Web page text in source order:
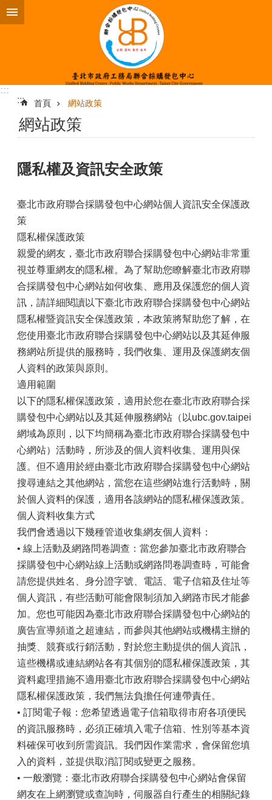
跳到主要內容區塊
:::
:::
首頁 網站政策
網站政策
隱私權及資訊安全政策
臺北市政府聯合採購發包中心網站個人資訊安全保護政
策
隱私權保護政策
親愛的網友，臺北市政府聯合採購發包中心網站非常重
視並尊重網友的隱私權。為了幫助您瞭解臺北市政府聯
合採購發包中心網站如何收集、應用及保護您的個人資
訊，請詳細閱讀以下臺北市政府聯合採購發包中心網站
隱私權暨資訊安全保護政策，本政策將幫助您了解，在
您使用臺北市政府聯合採購發包中心網站以及其延伸服
務網站所提供的服務時，我們收集、運用及保護網友個
人資料的政策與原則。
適用範圍
以下的隱私權保護政策，適用於您在臺北市政府聯合採
購發包中心網站以及其延伸服務網站（以ubc.gov.taipei
網域為原則，以下均簡稱為臺北市政府聯合採購發包中
心網站）活動時，所涉及的個人資料收集、運用與保
護。但不適用於經由臺北市政府聯合採購發包中心網站
搜尋連結之其他網站，當您在這些網站進行活動時，關
於個人資料的保護，適用各該網站的隱私權保護政策。
個人資料收集方式
我們會透過以下幾種管道收集網友個人資料：
• 線上活動及網路問卷調查：當您參加臺北市政府聯合
採購發包中心網站線上活動或網路問卷調查時，可能會
請您提供姓名、身分證字號、電話、電子信箱及住址等
個人資訊，有些活動可能會限制須加入網路市民才能參
加。您也可能因為臺北市政府聯合採購發包中心網站的
廣告宣導頻道之超連結，而參與其他網站或機構主辦的
抽獎、競賽或行銷活動，對於您主動提供的個人資訊，
這些機構或連結網站各有其個別的隱私權保護政策，其
資料處理措施不適用臺北市政府聯合採購發包中心網站
隱私權保護政策，我們無法負擔任何連帶責任。
• 訂閱電子報：您希望透過電子信箱取得市府各項便民
的資訊服務時，必須正確填入電子信箱、性別等基本資
料確保可收到所需資訊。我們因作業需求，會保留您填
入的資料，並提供取消訂閱或變更之服務。
• 一般瀏覽：臺北市政府聯合採購發包中心網站會保留
網友在上網瀏覽或查詢時，伺服器自行產生的相關紀錄